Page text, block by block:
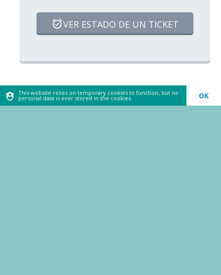
VER ESTADO DE UN TICKET
This website relies on temporary cookies to function, but no
personal data is ever stored in the cookies. OK